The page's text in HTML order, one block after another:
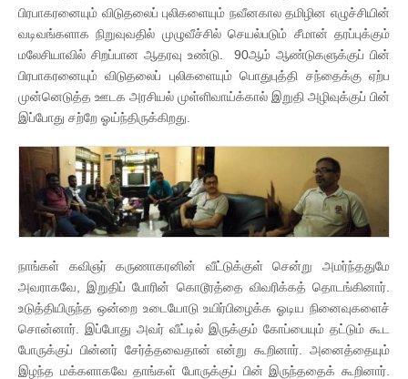
பிரபாகரனையும் விடுதலைப் புலிகளையும் நவீனகால தமிழின எழுச்சியின்
வடிவங்களாக நிறுவுவதில் முழுவீச்சில் செயல்படும் சீமான் தரப்புக்கும்
மலேசியாவில் சிறப்பான ஆதரவு உண்டு. 90ஆம் ஆண்டுகளுக்குப் பின்
பிரபாகரனையும் விடுதலைப் புலிகளையும் பொதுபுத்தி சந்தைக்கு ஏற்ப
முன்னெடுத்த ஊடக அரசியல் முள்ளிவாய்க்கால் இறுதி அழிவுக்குப் பின்
இப்போது சற்றே ஓய்ந்திருக்கிறது.
நாங்கள் கவிஞர் கருணாகரனின் வீட்டுக்குள் சென்று அமர்ந்ததுமே
அவராகவே, இறுதிப் போரின் கொடூரத்தை விவரிக்கத் தொடங்கினார்.
உடுத்தியிருந்த ஒன்றை உடையோடு உயிர்பிழைக்க ஓடிய நினைவுகளைச்
சொன்னார். இப்போது அவர் வீட்டில் இருக்கும் கோப்பையும் தட்டும் கூட
போருக்குப் பின்னர் சேர்த்தவைதான் என்று கூறினார். அனைத்தையும்
இழந்த மக்களாகவே தாங்கள் போருக்குப் பின் இருந்ததைக் கூறினார்.